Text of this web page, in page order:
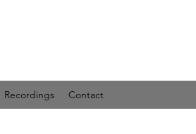
Recordings Contact